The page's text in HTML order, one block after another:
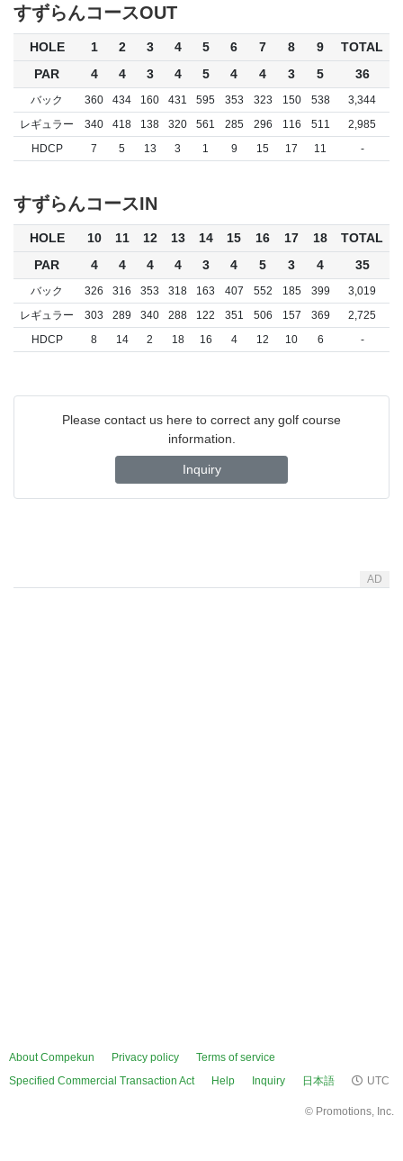
すずらんコースOUT
HOLE 1 2 3 4 5 6 7 8 9
TOTAL
PAR
4 4 3 4 5 4 4 3 5 36
バック 360 434 160 431 595 353 323 150 538
3,344
レギュラー
340 418 138 320 561 285 296 116 511
2,985
HDCP
7 5 13 3 1 9 15 17 11 -
すずらんコースIN
HOLE 10 11 12 13 14 15 16 17 18
TOTAL
PAR
4 4 4 4 3 4 5 3 4 35
バック 326 316 353 318 163 407 552 185 399
3,019
レギュラー
303 289 340 288 122 351 506 157 369
2,725
HDCP
8 14 2 18 16 4 12 10 6 -
Please contact us here to correct any golf course
information.
Inquiry
AD
About Compekun Privacy policy
Terms of service
Specified Commercial Transaction Act
Help Inquiry 日本語 UTC
© Promotions, Inc.